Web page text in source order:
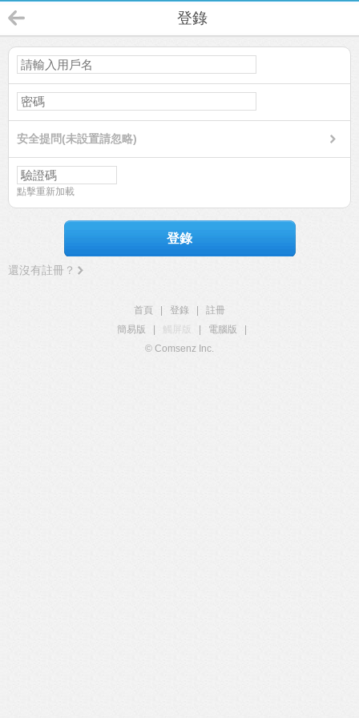
登錄
安全提問(未設置請忽略)
點擊重新加載
登錄
還沒有註冊？
首頁 登錄
註冊
簡易版
觸屏版 電腦版
© Comsenz Inc.